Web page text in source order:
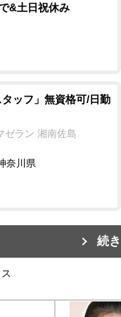
&土日祝休み
タッフ」無資格可/日勤
ゼラン 湘南佐島
奈川県
続